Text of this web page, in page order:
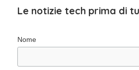
Le notizie tech prima di
Nome